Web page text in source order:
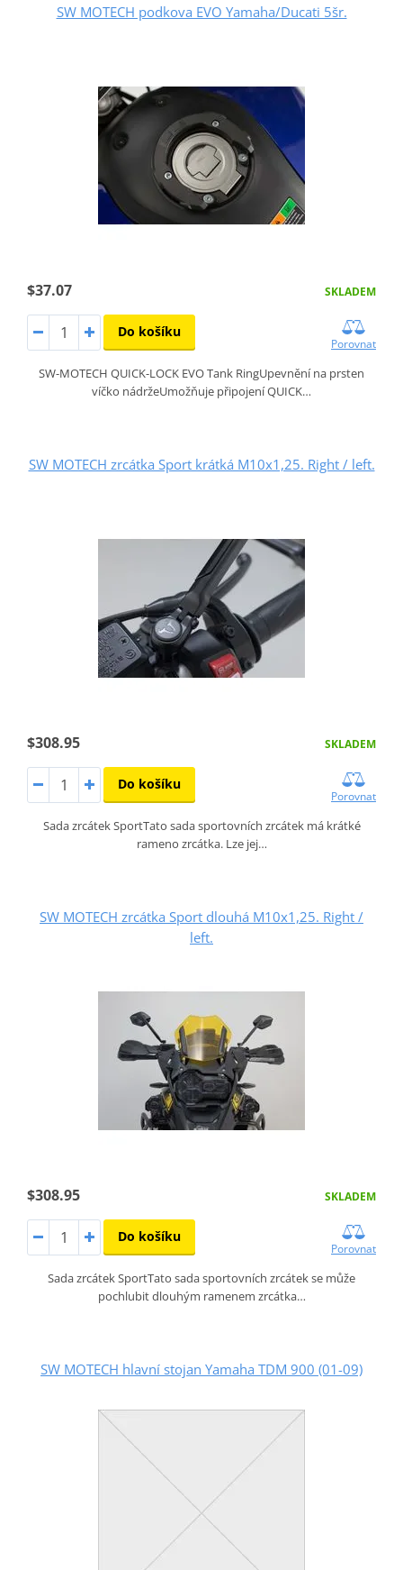
SW MOTECH podkova EVO Yamaha/Ducati 5šr.
$37.07 SKLADEM
Do košíku
Porovnat
SW-MOTECH QUICK-LOCK EVO Tank RingUpevnění na prsten
víčko nádržeUmožňuje připojení QUICK…
SW MOTECH zrcátka Sport krátká M10x1,25. Right / left.
$308.95 SKLADEM
Do košíku
Porovnat
Sada zrcátek SportTato sada sportovních zrcátek má krátké
rameno zrcátka. Lze jej…
SW MOTECH zrcátka Sport dlouhá M10x1,25. Right /
left.
$308.95 SKLADEM
Do košíku
Porovnat
Sada zrcátek SportTato sada sportovních zrcátek se může
pochlubit dlouhým ramenem zrcátka…
SW MOTECH hlavní stojan Yamaha TDM 900 (01-09)